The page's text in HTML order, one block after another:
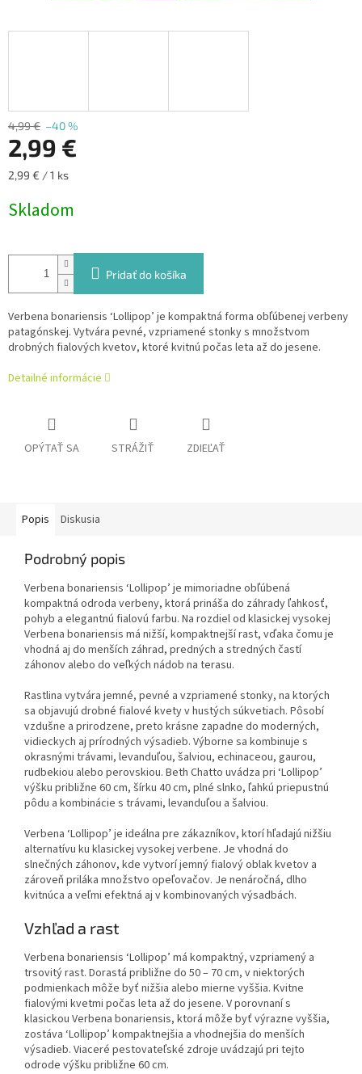
4,99 € –40 %
2,99 €
Jednotková
2,99 € / 1 ks
Skladom
Pridať do košíka
Verbena bonariensis ‘Lollipop’ je kompaktná forma obľúbenej verbeny
patagónskej. Vytvára pevné, vzpriamené stonky s množstvom
drobných fialových kvetov, ktoré kvitnú počas leta až do jesene.
Detailné informácie
OPÝTAŤ SA STRÁŽIŤ ZDIEĽAŤ
Popis Diskusia
Podrobný popis
Verbena bonariensis ‘Lollipop’ je mimoriadne obľúbená
kompaktná odroda verbeny, ktorá prináša do záhrady ľahkosť,
pohyb a elegantnú fialovú farbu. Na rozdiel od klasickej vysokej
Verbena bonariensis má nižší, kompaktnejší rast, vďaka čomu je
vhodná aj do menších záhrad, predných a stredných častí
záhonov alebo do veľkých nádob na terasu.
Rastlina vytvára jemné, pevné a vzpriamené stonky, na ktorých
sa objavujú drobné fialové kvety v hustých súkvetiach. Pôsobí
vzdušne a prirodzene, preto krásne zapadne do moderných,
vidieckych aj prírodných výsadieb. Výborne sa kombinuje s
okrasnými trávami, levanduľou, šalviou, echinaceou, gaurou,
rudbekiou alebo perovskiou. Beth Chatto uvádza pri ‘Lollipop’
výšku približne 60 cm, šírku 40 cm, plné slnko, ľahkú priepustnú
pôdu a kombinácie s trávami, levanduľou a šalviou.
Verbena ‘Lollipop’ je ideálna pre zákazníkov, ktorí hľadajú nižšiu
alternatívu ku klasickej vysokej verbene. Je vhodná do
slnečných záhonov, kde vytvorí jemný fialový oblak kvetov a
zároveň priláka množstvo opeľovačov. Je nenáročná, dlho
kvitnúca a veľmi efektná aj v kombinovaných výsadbách.
Vzhľad a rast
Verbena bonariensis ‘Lollipop’ má kompaktný, vzpriamený a
trsovitý rast. Dorastá približne do 50 – 70 cm, v niektorých
podmienkach môže byť nižšia alebo mierne vyššia. Kvitne
fialovými kvetmi počas leta až do jesene. V porovnaní s
klasickou Verbena bonariensis, ktorá môže byť výrazne vyššia,
zostáva ‘Lollipop’ kompaktnejšia a vhodnejšia do menších
výsadieb. Viaceré pestovateľské zdroje uvádzajú pri tejto
odrode výšku približne 60 cm.